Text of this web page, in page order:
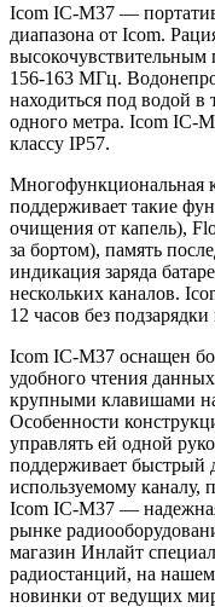
Icom IC-M37 —
диапазона от Icom.
высокочувствительным
156-163 МГц.
находиться под водой
одного метра. Icom IC-
классу IP57.
Многофункциональная
поддерживает такие
очищения от капель),
за бортом), память
индикация заряда
нескольких каналов.
12 часов без
Icom IC-M37 оснащен
удобного чтения
крупными клавишами
Особенности
управлять ей одной
поддерживает быстрый
используемому каналу,
Icom IC-M37 —
рынке
магазин Инлайт
радиостанций, на
новинки от ведущих